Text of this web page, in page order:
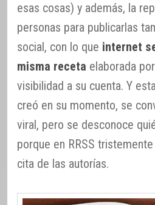
esas cosas) y además, la
personas para publicarlas
social, con lo que internet
misma receta elaborada
visibilidad a su cuenta. Y
creó en su momento, se
viral, pero se desconoce
porque en RRSS
cita de las autorías.